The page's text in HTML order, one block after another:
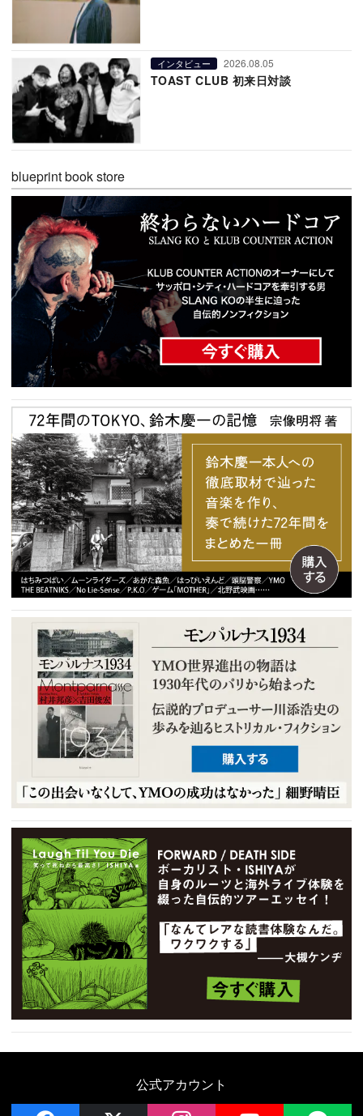
インタビュー 2026.08.05
TOAST CLUB 初来日対談
blueprint book store
公式アカウント